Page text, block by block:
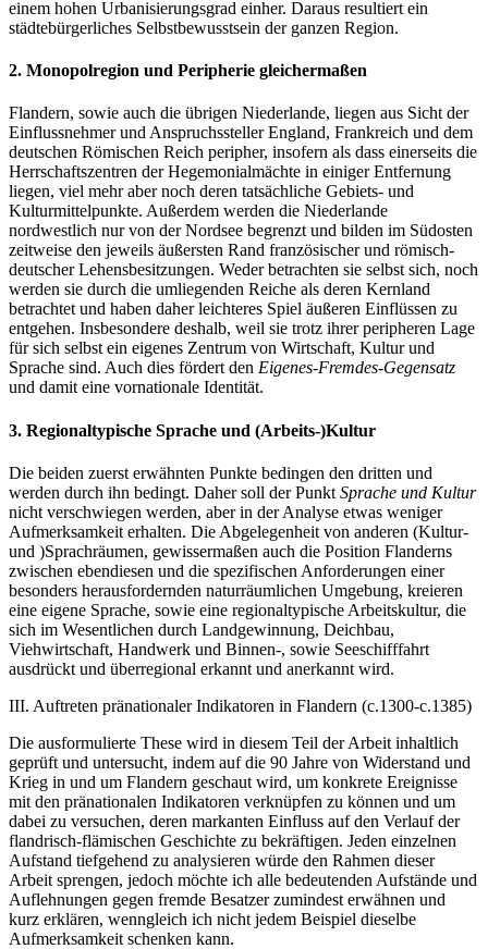
einem hohen Urbanisierungsgrad einher. Daraus resultiert ein
städtebürgerliches Selbstbewusstsein der ganzen Region.
2. Monopolregion und Peripherie gleichermaßen
Flandern, sowie auch die übrigen Niederlande, liegen aus Sicht der
Einflussnehmer und Anspruchssteller England, Frankreich und dem
deutschen Römischen Reich peripher, insofern als dass einerseits die
Herrschaftszentren der Hegemonialmächte in einiger Entfernung
liegen, viel mehr aber noch deren tatsächliche Gebiets- und
Kulturmittelpunkte. Außerdem werden die Niederlande
nordwestlich nur von der Nordsee begrenzt und bilden im Südosten
zeitweise den jeweils äußersten Rand französischer und römisch-
deutscher Lehensbesitzungen. Weder betrachten sie selbst sich, noch
werden sie durch die umliegenden Reiche als deren Kernland
betrachtet und haben daher leichteres Spiel äußeren Einflüssen zu
entgehen. Insbesondere deshalb, weil sie trotz ihrer peripheren Lage
für sich selbst ein eigenes Zentrum von Wirtschaft, Kultur und
Sprache sind. Auch dies fördert den Eigenes-Fremdes-Gegensatz
und damit eine vornationale Identität.
3. Regionaltypische Sprache und (Arbeits-)Kultur
Die beiden zuerst erwähnten Punkte bedingen den dritten und
werden durch ihn bedingt. Daher soll der Punkt Sprache und Kultur
nicht verschwiegen werden, aber in der Analyse etwas weniger
Aufmerksamkeit erhalten. Die Abgelegenheit von anderen (Kultur-
und )Sprachräumen, gewissermaßen auch die Position Flanderns
zwischen ebendiesen und die spezifischen Anforderungen einer
besonders herausfordernden naturräumlichen Umgebung, kreieren
eine eigene Sprache, sowie eine regionaltypische Arbeitskultur, die
sich im Wesentlichen durch Landgewinnung, Deichbau,
Viehwirtschaft, Handwerk und Binnen-, sowie Seeschifffahrt
ausdrückt und überregional erkannt und anerkannt wird.
III. Auftreten pränationaler Indikatoren in Flandern (c.1300-c.1385)
Die ausformulierte These wird in diesem Teil der Arbeit inhaltlich
geprüft und untersucht, indem auf die 90 Jahre von Widerstand und
Krieg in und um Flandern geschaut wird, um konkrete Ereignisse
mit den pränationalen Indikatoren verknüpfen zu können und um
dabei zu versuchen, deren markanten Einfluss auf den Verlauf der
flandrisch-flämischen Geschichte zu bekräftigen. Jeden einzelnen
Aufstand tiefgehend zu analysieren würde den Rahmen dieser
Arbeit sprengen, jedoch möchte ich alle bedeutenden Aufstände und
Auflehnungen gegen fremde Besatzer zumindest erwähnen und
kurz erklären, wenngleich ich nicht jedem Beispiel dieselbe
Aufmerksamkeit schenken kann.